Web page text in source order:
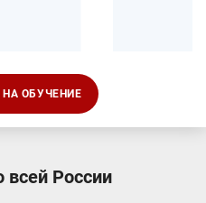
ОБУЧЕНИЕ
всей России